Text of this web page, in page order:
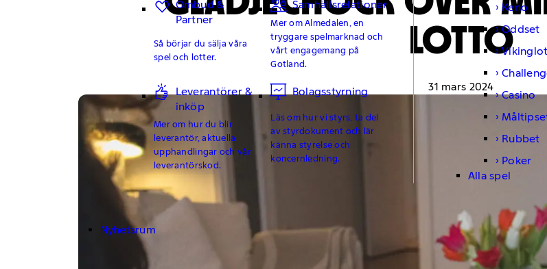
Ombud &
Partner
Så börjar du sälja våra
spel och lotter.
Samhällsrelationer
Mer om Almedalen, en
tryggare spelmarknad och
vårt engagemang på
Gotland.
Leverantörer &
inköp
Mer om hur du blir
leverantör, aktuella
upphandlingar och vår
leverantörskod.
Bolagsstyrning
Läs om hur vi styrs, ta del
av styrdokument och lär
känna styrelse och
koncernledning.
Keno
Oddset
Casino
Rubbet
Poker
Alla spel
Nyhetsrum
LOTTO
31 mars 2024